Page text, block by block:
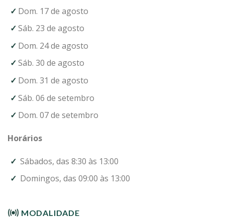
Dom. 17 de agosto
Sáb. 23 de agosto
Dom. 24 de agosto
Sáb. 30 de agosto
Dom. 31 de agosto
Sáb. 06 de setembro
Dom. 07 de setembro
Horários
Sábados, das 8:30 às 13:00
Domingos, das 09:00 às 13:00
MODALIDADE